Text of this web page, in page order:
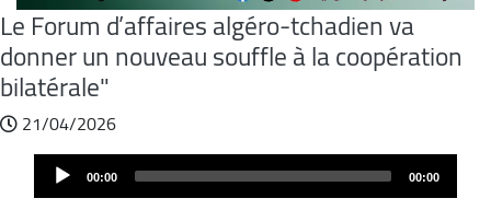
Le Forum d’affaires algéro-tchadien va
donner un nouveau souffle à la coopération
bilatérale"
21/04/2026
Fichier
Audio
Player 00:00 00:00